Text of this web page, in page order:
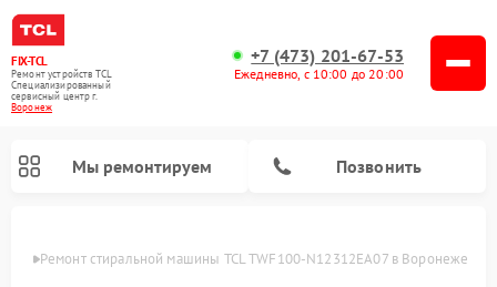
FIX-TCL
Ремонт устройств TCL
Специализированный
cервисный центр г.
Воронеж
+7 (473) 201-67-53
Ежедневно, с 10:00 до 20:00
Мы ремонтируем Позвонить
Ремонт стиральной машины TCL TWF100-N12312EA07 в Воронеже